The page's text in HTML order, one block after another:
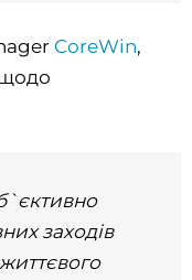
CoreWin,
щодо
заходів